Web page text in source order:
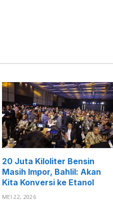
20 Juta Kiloliter Bensin
Masih Impor, Bahlil: Akan
Kita Konversi ke Etanol
MEI 22, 2026